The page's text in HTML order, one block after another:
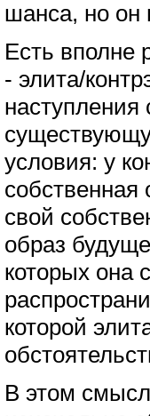
шанса, но он
Есть вполне
- элита/
наступления
условия: у
собственная
свой
образ
которых она
которой
В этом